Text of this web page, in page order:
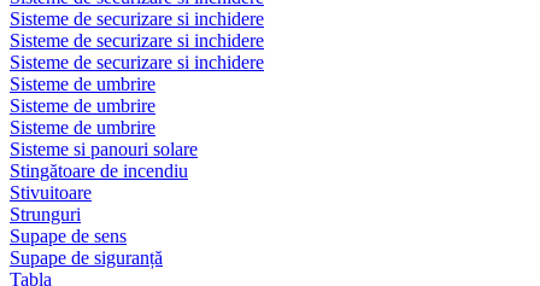
Sisteme de securizare si inchidere
Sisteme de securizare si inchidere
Sisteme de securizare si inchidere
Sisteme de umbrire
Sisteme de umbrire
Sisteme de umbrire
Sisteme si panouri solare
Stingătoare de incendiu
Stivuitoare
Strunguri
Supape de sens
Supape de siguranță
Tabla